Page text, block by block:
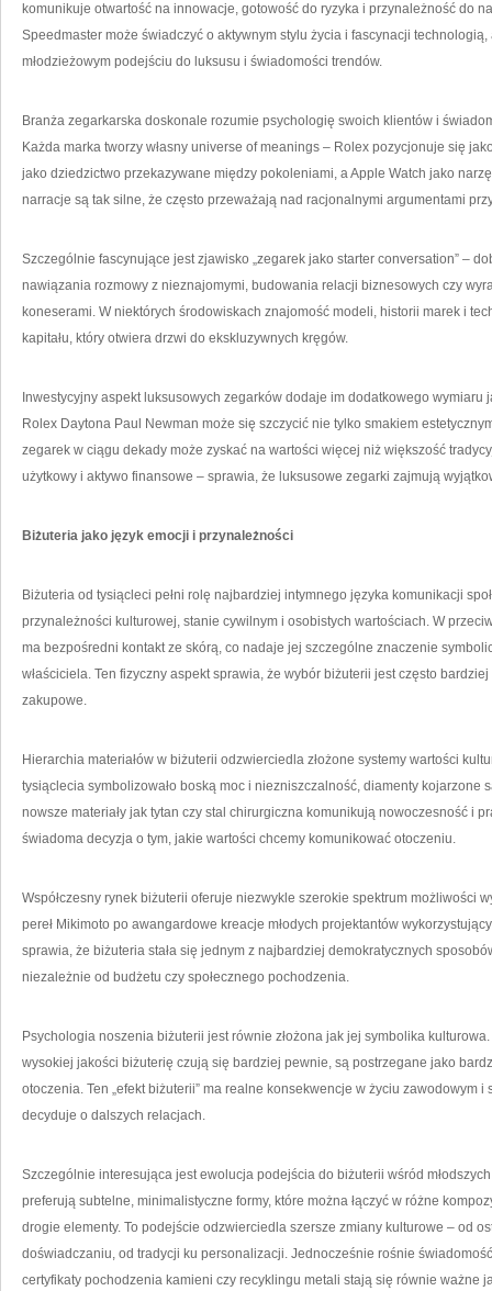
komunikuje otwartość na innowacje, gotowość do ryzyka i przynależność do
Speedmaster może świadczyć o aktywnym stylu życia i fascynacji
młodzieżowym podejściu do luksusu i świadomości trendów.
Branża zegarkarska doskonale rozumie psychologię swoich klientów i
Każda marka tworzy własny universe of meanings – Rolex pozycjonuje się
jako dziedzictwo przekazywane między pokoleniami, a Apple Watch jako
narracje są tak silne, że często przeważają nad racjonalnymi argumentami
Szczególnie fascynujące jest zjawisko „zegarek jako starter conversation” –
nawiązania rozmowy z nieznajomymi, budowania relacji biznesowych czy
koneserami. W niektórych środowiskach znajomość modeli, historii marek i
kapitału, który otwiera drzwi do ekskluzywnych kręgów.
Inwestycyjny aspekt luksusowych zegarków dodaje im dodatkowego wymiaru
Rolex Daytona Paul Newman może się szczycić nie tylko smakiem
zegarek w ciągu dekady może zyskać na wartości więcej niż większość
użytkowy i aktywo finansowe – sprawia, że luksusowe zegarki zajmują
Biżuteria jako język emocji i przynależności
Biżuteria od tysiącleci pełni rolę najbardziej intymnego języka komunikacji
przynależności kulturowej, stanie cywilnym i osobistych wartościach. W
ma bezpośredni kontakt ze skórą, co nadaje jej szczególne znaczenie
właściciela. Ten fizyczny aspekt sprawia, że wybór biżuterii jest często
zakupowe.
Hierarchia materiałów w biżuterii odzwierciedla złożone systemy wartości
tysiąclecia symbolizowało boską moc i niezniszczalność, diamenty kojarzone
nowsze materiały jak tytan czy stal chirurgiczna komunikują nowoczesność i
świadoma decyzja o tym, jakie wartości chcemy komunikować otoczeniu.
Współczesny rynek biżuterii oferuje niezwykle szerokie spektrum możliwości
pereł Mikimoto po awangardowe kreacje młodych projektantów
sprawia, że biżuteria stała się jednym z najbardziej demokratycznych
niezależnie od budżetu czy społecznego pochodzenia.
Psychologia noszenia biżuterii jest równie złożona jak jej symbolika
wysokiej jakości biżuterię czują się bardziej pewnie, są postrzegane jako
otoczenia. Ten „efekt biżuterii” ma realne konsekwencje w życiu zawodowym
decyduje o dalszych relacjach.
Szczególnie interesująca jest ewolucja podejścia do biżuterii wśród
preferują subtelne, minimalistyczne formy, które można łączyć w różne
drogie elementy. To podejście odzwierciedla szersze zmiany kulturowe – od
doświadczaniu, od tradycji ku personalizacji. Jednocześnie rośnie
certyfikaty pochodzenia kamieni czy recyklingu metali stają się równie ważne